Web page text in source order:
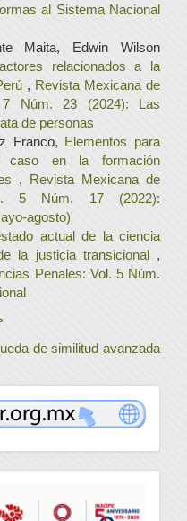
al Sistema Nacional
Maita, Edwin Wilson
relacionados a la
, Revista Mexicana de
7 Núm. 23 (2024): Las
de personas
Franco, Elementos para
caso en la formación
, Revista Mexicana de
5 Núm. 17 (2022):
agosto)
actual de la ciencia
la justicia transicional ,
Penales: Vol. 5 Núm.
de similitud avanzada